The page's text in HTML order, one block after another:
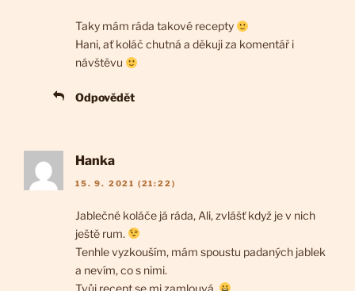
Taky mám ráda takové recepty
Hani, ať koláč chutná a děkuji za komentář i
návštěvu
Odpovědět
Hanka
15. 9. 2021 (21:22)
Jablečné koláče já ráda, Ali, zvlášť když je v nich
ještě rum.
Tenhle vyzkouším, mám spoustu padaných jablek
a nevím, co s nimi.
Tvůj recept se mi zamlouvá.